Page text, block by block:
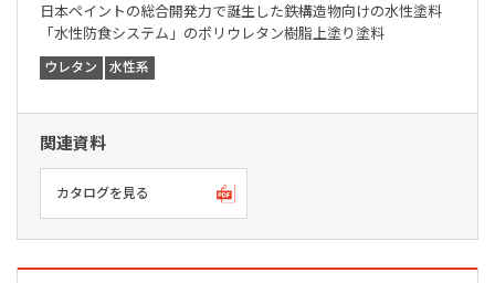
日本ペイントの総合開発力で誕生した鉄構造物向けの水性塗料
「水性防食システム」のポリウレタン樹脂上塗り塗料
ウレタン 水性系
関連資料
カタログを見る